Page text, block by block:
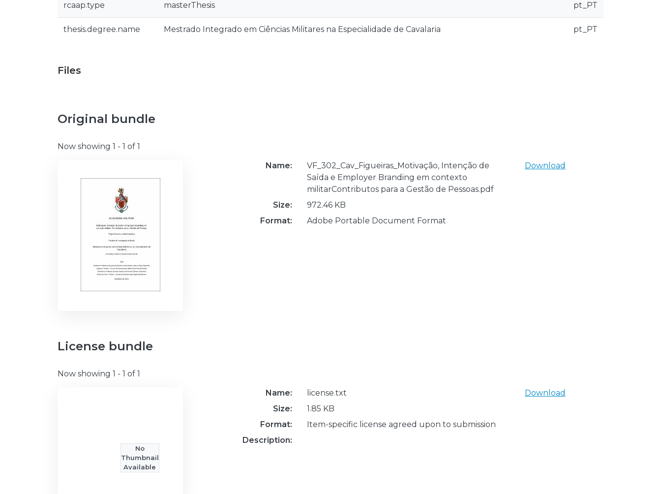
rcaap.type masterThesis pt_PT
thesis.degree.name Mestrado Integrado em Ciências Militares na Especialidade de Cavalaria pt_PT
Files
Original bundle
Now showing 1 - 1 of 1
Name:
VF_302_Cav_Figueiras_Motivação, Intenção de
Saída e Employer Branding em contexto
militarContributos para a Gestão de Pessoas.pdf
Size:
972.46 KB
Format:
Adobe Portable Document Format
Download
License bundle
Now showing 1 - 1 of 1
No
Thumbnail
Available
Name:
license.txt
Size:
1.85 KB
Format:
Item-specific license agreed upon to submission
Description:
Download